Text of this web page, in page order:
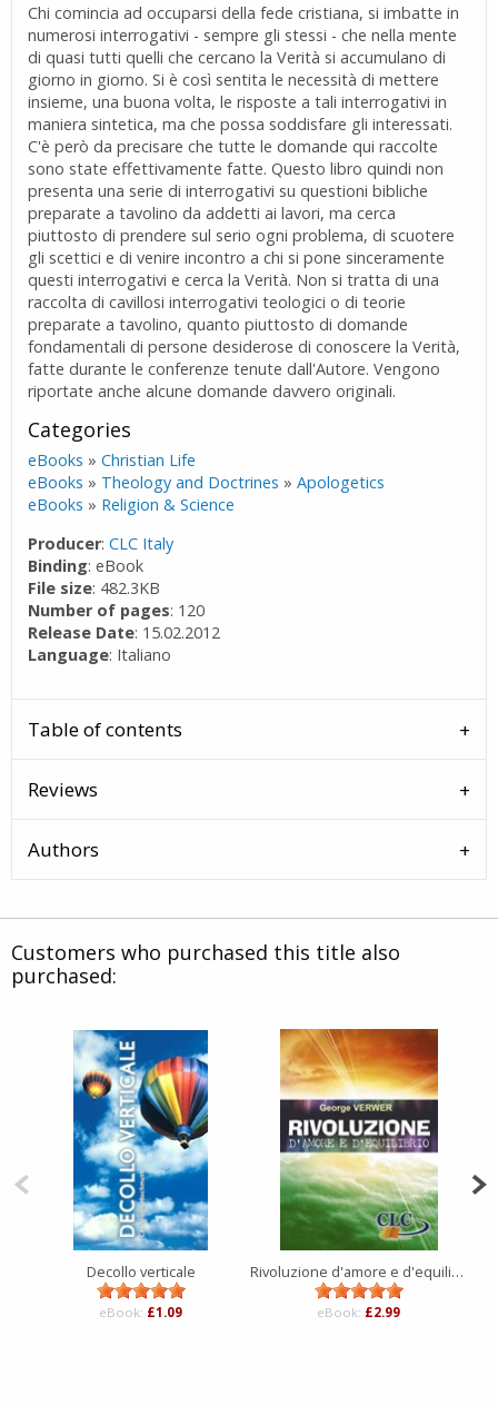
Chi comincia ad occuparsi della fede cristiana, si imbatte in
numerosi interrogativi - sempre gli stessi - che nella mente
di quasi tutti quelli che cercano la Verità si accumulano di
giorno in giorno. Si è così sentita le necessità di mettere
insieme, una buona volta, le risposte a tali interrogativi in
maniera sintetica, ma che possa soddisfare gli interessati.
C'è però da precisare che tutte le domande qui raccolte
sono state effettivamente fatte. Questo libro quindi non
presenta una serie di interrogativi su questioni bibliche
preparate a tavolino da addetti ai lavori, ma cerca
piuttosto di prendere sul serio ogni problema, di scuotere
gli scettici e di venire incontro a chi si pone sinceramente
questi interrogativi e cerca la Verità. Non si tratta di una
raccolta di cavillosi interrogativi teologici o di teorie
preparate a tavolino, quanto piuttosto di domande
fondamentali di persone desiderose di conoscere la Verità,
fatte durante le conferenze tenute dall'Autore. Vengono
riportate anche alcune domande davvero originali.
Categories
eBooks »Christian Life
eBooks » Theology and Doctrines »Apologetics
eBooks » Religion & Science
Producer:CLC Italy
Binding: eBook
File size: 482.3KB
Number of pages: 120
Release Date: 15.02.2012
Language: Italiano
Table of contents
Reviews
Authors
Customers who purchased this title also
purchased:
Decollo verticale
eBook: £1.09
Rivoluzione d'amore e d'equilibrio
eBook: £2.99